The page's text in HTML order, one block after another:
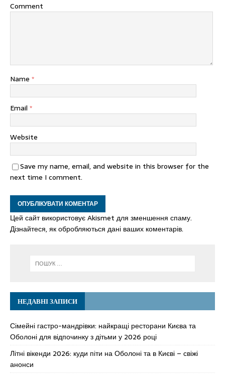
Comment
Name *
Email *
Website
Save my name, email, and website in this browser for the
next time I comment.
Цей сайт використовує Akismet для зменшення спаму.
Дізнайтеся, як обробляються дані ваших коментарів.
НЕДАВНІ ЗАПИСИ
Сімейні гастро-мандрівки: найкращі ресторани Києва та
Оболоні для відпочинку з дітьми у 2026 році
Літні вікенди 2026: куди піти на Оболоні та в Києві – свіжі
анонси